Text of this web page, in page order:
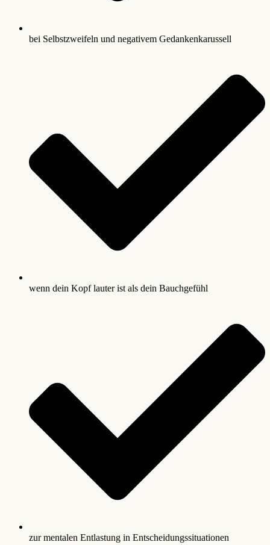
bei Selbstzweifeln und negativem Gedankenkarussell
wenn dein Kopf lauter ist als dein Bauchgefühl
zur mentalen Entlastung in Entscheidungssituationen